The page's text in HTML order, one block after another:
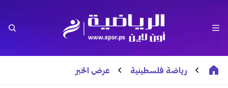
رياضة فلسطينية عرض الخبر